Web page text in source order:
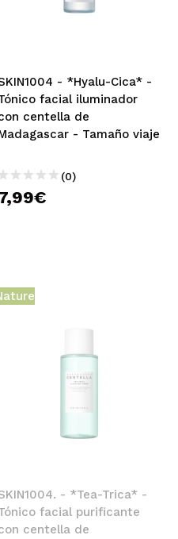
- *Hyalu-Cica* -
facial iluminador
centella de
- Tamaño viaje
(0)
- *Tea-Trica* -
facial purificante
centella de